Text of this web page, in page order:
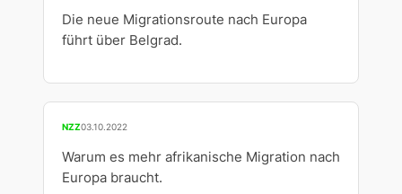
Die neue Migrationsroute nach Europa
führt über Belgrad.
NZZ03.10.2022
Warum es mehr afrikanische Migration nach
Europa braucht.